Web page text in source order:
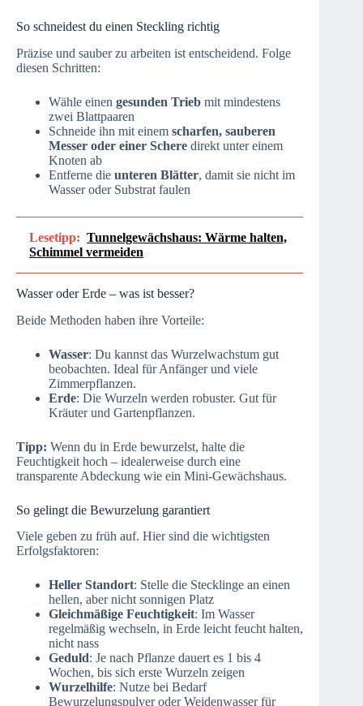
So schneidest du einen Steckling richtig
Präzise und sauber zu arbeiten ist entscheidend. Folge
diesen Schritten:
Wähle einen gesunden Trieb mit mindestens
zwei Blattpaaren
Schneide ihn mit einem scharfen, sauberen
Messer oder einer Schere direkt unter einem
Knoten ab
Entferne die unteren Blätter, damit sie nicht im
Wasser oder Substrat faulen
Lesetipp: Tunnelgewächshaus: Wärme halten,
Schimmel vermeiden
Wasser oder Erde – was ist besser?
Beide Methoden haben ihre Vorteile:
Wasser: Du kannst das Wurzelwachstum gut
beobachten. Ideal für Anfänger und viele
Zimmerpflanzen.
Erde: Die Wurzeln werden robuster. Gut für
Kräuter und Gartenpflanzen.
Tipp: Wenn du in Erde bewurzelst, halte die
Feuchtigkeit hoch – idealerweise durch eine
transparente Abdeckung wie ein Mini-Gewächshaus.
So gelingt die Bewurzelung garantiert
Viele geben zu früh auf. Hier sind die wichtigsten
Erfolgsfaktoren:
Heller Standort: Stelle die Stecklinge an einen
hellen, aber nicht sonnigen Platz
Gleichmäßige Feuchtigkeit: Im Wasser
regelmäßig wechseln, in Erde leicht feucht halten,
nicht nass
Geduld: Je nach Pflanze dauert es 1 bis 4
Wochen, bis sich erste Wurzeln zeigen
Wurzelhilfe: Nutze bei Bedarf
Bewurzelungspulver oder Weidenwasser für